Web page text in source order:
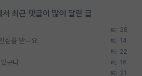
최근 댓글이 많이 달린 글
28
심을 받나요 14
22
구나 16
21